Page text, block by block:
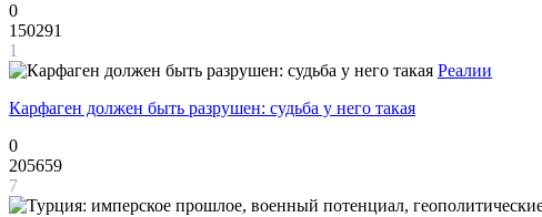
0
150291
1
Реалии
Карфаген должен быть разрушен: судьба у него такая
0
205659
7